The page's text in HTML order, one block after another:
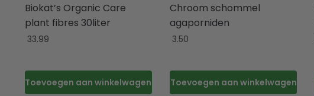
Biokat’s Organic Care
plant fibres 30liter
33.99
Toevoegen aan winkelwagen
Chroom schommel
agaporniden
3.50
Toevoegen aan winkelwagen